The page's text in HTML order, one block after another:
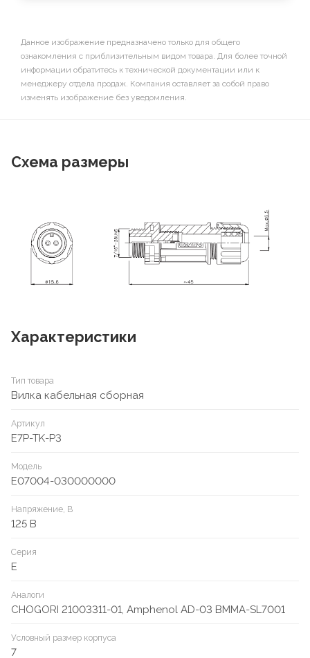
Данное изображение предназначено только для общего
ознакомления с приблизительным видом товара. Для более точной
информации обратитесь к технической документации или к
менеджеру отдела продаж. Компания оставляет за собой право
изменять изображение без уведомления.
Схема размеры
Характеристики
Тип товара
Вилка кабельная сборная
Артикул
E7P-TK-P3
Модель
E07004-030000000
Напряжение, В
125 В
Серия
E
Аналоги
CHOGORI 21003311-01, Amphenol AD-03 BMMA-SL7001
Условный размер корпуса
7